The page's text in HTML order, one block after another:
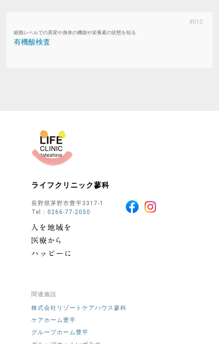
細胞レベルでの異変や身体の機能や栄養素の状態を知る
有機酸検査
ライフクリニック蓼科
長野県茅野市豊平3317-1
Tel： 0266-77-2050
関連施設
株式会社リゾートケアハウス蓼科
ケアホーム豊平
グループホーム豊平